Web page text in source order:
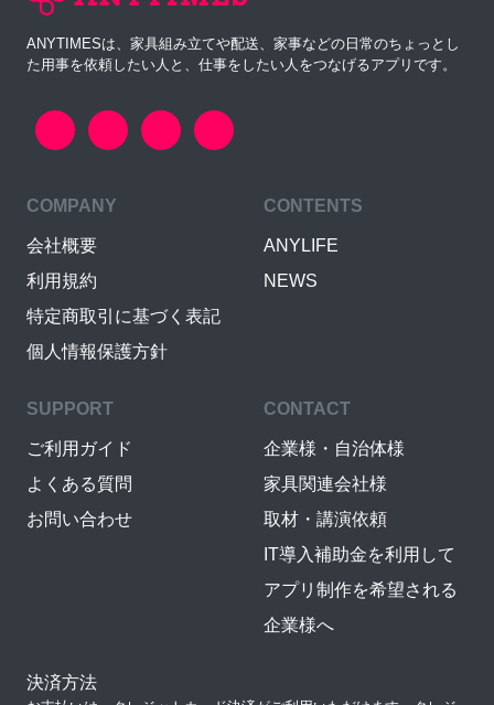
ANYTIMESは、家具組み立てや配送、家事などの日常のちょっとし
た用事を依頼したい人と、仕事をしたい人をつなげるアプリです。
COMPANY
会社概要
利用規約
特定商取引に基づく表記
個人情報保護方針
CONTENTS
ANYLIFE
NEWS
SUPPORT
ご利用ガイド
よくある質問
お問い合わせ
CONTACT
企業様・自治体様
家具関連会社様
取材・講演依頼
IT導入補助金を利用して
アプリ制作を希望される
企業様へ
決済方法